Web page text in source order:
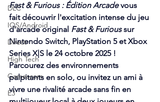
DLC
IOS/Android
Direct
High Tech
Gamescom
E3
Fast & Furious : Édition Arcade vous
fait découvrir l'excitation intense du jeu
d'arcade original Fast & Furious sur
Nintendo Switch, PlayStation 5 et Xbox
Series X|S le 24 octobre 2025 !
Parcourez des environnements
palpitants en solo, ou invitez un ami à
vivre une rivalité arcade sans fin en